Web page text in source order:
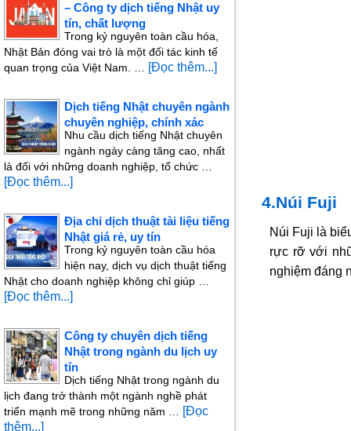
4.Núi Fuji
Núi Fuji là
rực rỡ với
nghiệm đáng
– Công ty dịch tiếng Nhật uy
tín, chất lượng
Trong kỷ nguyên toàn cầu hóa,
Nhật Bản đóng vai trò là một đối tác kinh tế
quan trọng của Việt Nam. …
[Đọc thêm...]
Dịch tiếng Nhật chuyên ngành
chuyên nghiệp, chính xác
Nhu cầu dịch tiếng Nhật chuyên
ngành ngày càng tăng cao, nhất
là đối với những doanh nghiệp, tổ chức …
[Đọc thêm...]
Địa chỉ dịch thuật tài liệu tiếng
Nhật giá rẻ, uy tín
Trong kỷ nguyên toàn cầu hóa
hiện nay, dịch vụ dịch thuật tiếng
Nhật cho doanh nghiệp không chỉ giúp …
[Đọc thêm...]
Công ty chuyên dịch tiếng
Nhật trong ngành du lịch uy
tín
Dịch tiếng Nhật trong ngành du
lịch đang trở thành một ngành nghề phát
triển mạnh mẽ trong những năm …
[Đọc
thêm...]